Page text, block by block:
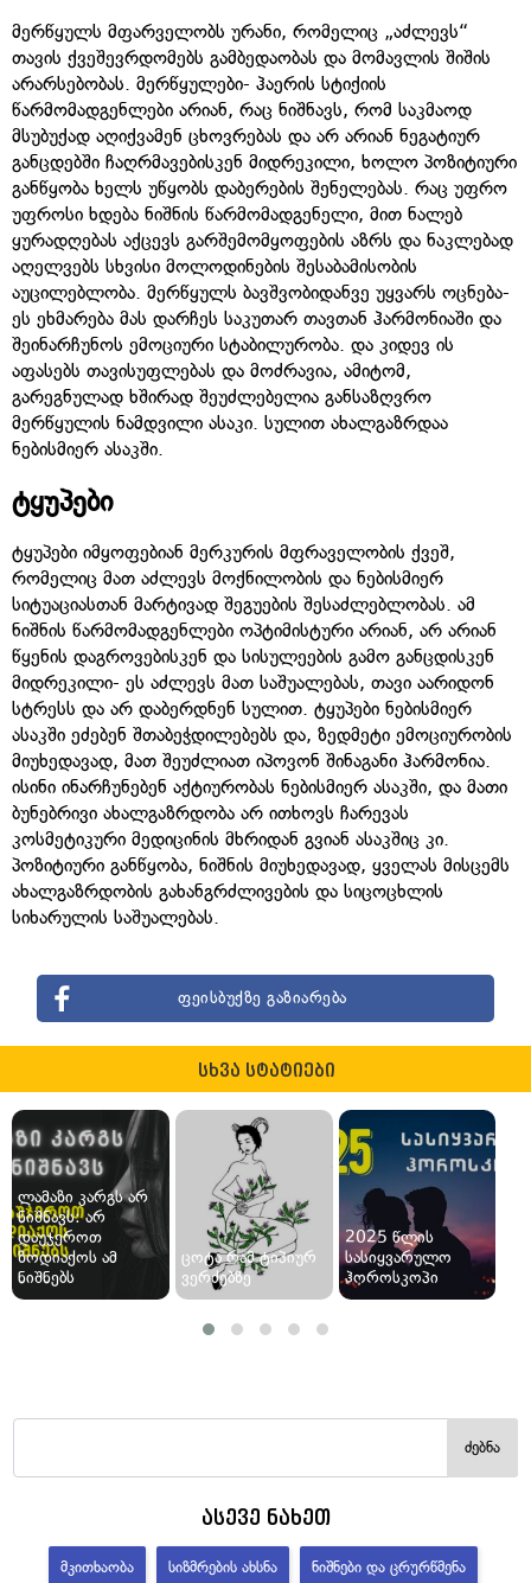
მერწყულს მფარველობს ურანი, რომელიც „აძლევს“
თავის ქვეშევრდომებს გამბედაობას და მომავლის შიშის
არარსებობას. მერწყულები- ჰაერის სტიქიის
წარმომადგენლები არიან, რაც ნიშნავს, რომ საკმაოდ
მსუბუქად აღიქვამენ ცხოვრებას და არ არიან ნეგატიურ
განცდებში ჩაღრმავებისკენ მიდრეკილი, ხოლო პოზიტიური
განწყობა ხელს უწყობს დაბერების შენელებას. რაც უფრო
უფროსი ხდება ნიშნის წარმომადგენელი, მით ნალებ
ყურადღებას აქცევს გარშემომყოფების აზრს და ნაკლებად
აღელვებს სხვისი მოლოდინების შესაბამისობის
აუცილებლობა. მერწყულს ბავშვობიდანვე უყვარს ოცნება-
ეს ეხმარება მას დარჩეს საკუთარ თავთან ჰარმონიაში და
შეინარჩუნოს ემოციური სტაბილურობა. და კიდევ ის
აფასებს თავისუფლებას და მოძრავია, ამიტომ,
გარეგნულად ხშირად შეუძლებელია განსაზღვრო
მერწყულის ნამდვილი ასაკი. სულით ახალგაზრდაა
ნებისმიერ ასაკში.
ტყუპები
ტყუპები იმყოფებიან მერკურის მფრაველობის ქვეშ,
რომელიც მათ აძლევს მოქნილობის და ნებისმიერ
სიტუაციასთან მარტივად შეგუების შესაძლებლობას. ამ
ნიშნის წარმომადგენლები ოპტიმისტური არიან, არ არიან
წყენის დაგროვებისკენ და სისულეების გამო განცდისკენ
მიდრეკილი- ეს აძლევს მათ საშუალებას, თავი აარიდონ
სტრესს და არ დაბერდნენ სულით. ტყუპები ნებისმიერ
ასაკში ეძებენ შთაბეჭდილებებს და, ზედმეტი ემოციურობის
მიუხედავად, მათ შეუძლიათ იპოვონ შინაგანი ჰარმონია.
ისინი ინარჩუნებენ აქტიურობას ნებისმიერ ასაკში, და მათი
ბუნებრივი ახალგაზრდობა არ ითხოვს ჩარევას
კოსმეტიკური მედიცინის მხრიდან გვიან ასაკშიც კი.
პოზიტიური განწყობა, ნიშნის მიუხედავად, ყველას მისცემს
ახალგაზრდობის გახანგრძლივების და სიცოცხლის
სიხარულის საშუალებას.
ფეისბუქზე გაზიარება
სხვა სტატიები
ლამაზი კარგს არ
ნიშნავს: არ
დაუჯეროთ
ზოდიაქოს ამ
ნიშნებს
ცოტა რამ ტიპიურ
ვერძებზე
2025 წლის
სასიყვარულო
ჰოროსკოპი
ძებნა
ასევე ნახეთ
ᲛᲙᲘᲗᲮᲐᲝᲑᲐ ᲡᲘᲖᲛᲠᲔᲑᲘᲡ ᲐᲮᲡᲜᲐ ᲜᲘᲨᲜᲔᲑᲘ ᲓᲐ ᲪᲠᲣᲠᲬᲛᲔᲜᲐ